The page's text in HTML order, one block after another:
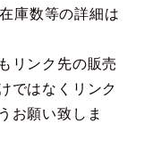
庫数等の詳細は
リンク先の販売
ではなくリンク
お願い致しま